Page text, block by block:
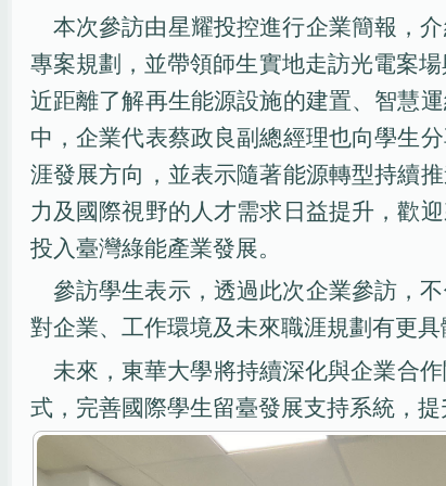
本次參訪由星耀投控進行企業簡報，
專案規劃，並帶領師生實地走訪光電案
近距離了解再生能源設施的建置、智慧
中，企業代表蔡政良副總經理也向學生
涯發展方向，並表示隨著能源轉型持續
力及國際視野的人才需求日益提升，歡
投入臺灣綠能產業發展。
參訪學生表示，透過此次企業參訪，
對企業、工作環境及未來職涯規劃有更
未來，東華大學將持續深化與企業合
式，完善國際學生留臺發展支持系統，